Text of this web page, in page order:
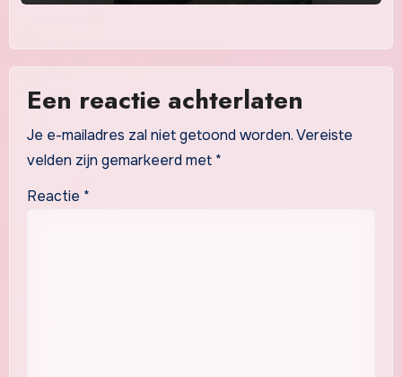
Een reactie achterlaten
Je e-mailadres zal niet getoond worden.Vereiste
velden zijn gemarkeerd met *
Reactie *